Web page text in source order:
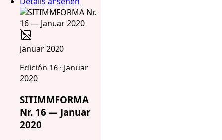
Januar 2020
Edición 16 · Januar
2020
SITIMMFORMA
Nr. 16 — Januar
2020